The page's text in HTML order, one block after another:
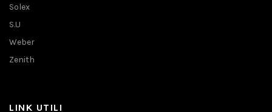
Solex
S.U
Weber
Zenith
LINK UTILI